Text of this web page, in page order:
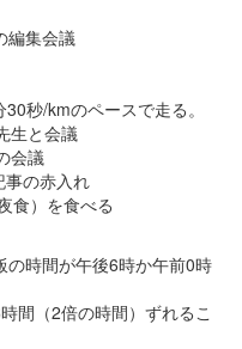
編集会議
秒/kmのペースで走る。
生と会議
会議
事の赤入れ
食）を食べる
の時間が午後6時か午前0時
間（2倍の時間）ずれるこ